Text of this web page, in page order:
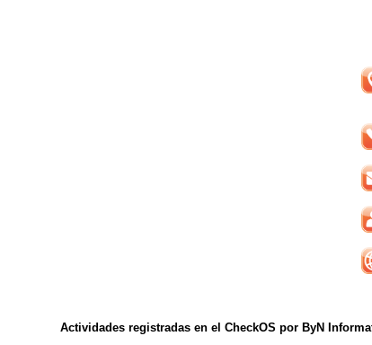
Actividades registradas en el CheckOS por ByN